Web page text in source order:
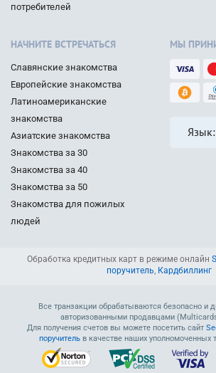
потребителей
НАЧНИТЕ ВСТРЕЧАТЬСЯ
Славянские знакомства
Европейские знакомства
Латиноамериканские
знакомства
Азиатские знакомства
Знакомства за 30
Знакомства за 40
Знакомства за 50
Знакомства для пожилых
людей
МЫ
Язык:
Обработка кредитных карт в режиме онлайн
поручитель Кардбиллинг
Все транзакции обрабатываются безопасно и
авторизованными продавцами (Multicards
Для получения счетов вы можете посетить сайт
поручительв качестве наших уполномоченных